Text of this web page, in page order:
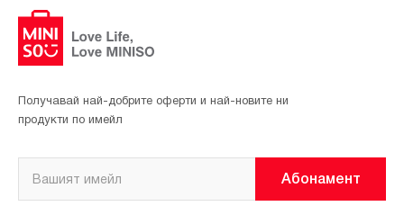
Получавай най-добрите оферти и най-новите ни
продукти по имейл
Абонамент